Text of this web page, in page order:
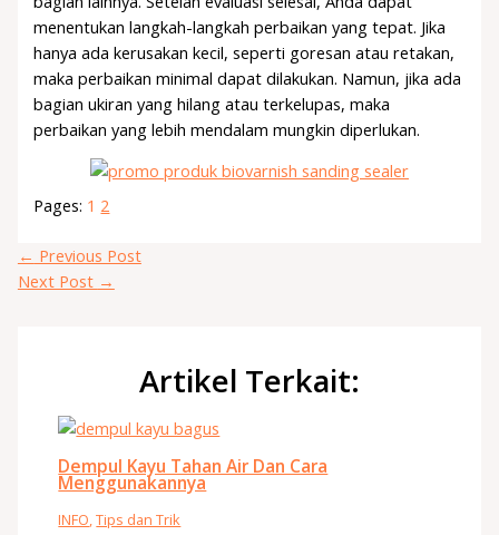
menentukan langkah-langkah perbaikan yang tepat. Jika
hanya ada kerusakan kecil, seperti goresan atau retakan,
maka perbaikan minimal dapat dilakukan. Namun, jika ada
bagian ukiran yang hilang atau terkelupas, maka
perbaikan yang lebih mendalam mungkin diperlukan.
Pages: 1 2
← Previous Post
Next Post →
Artikel Terkait:
Dempul Kayu Tahan Air Dan Cara
Menggunakannya
INFO,Tips dan Trik